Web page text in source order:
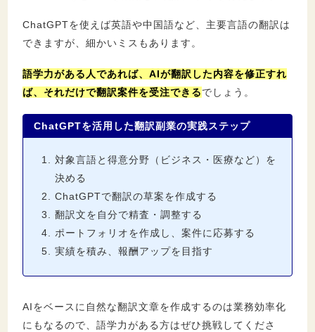
ChatGPTを使えば英語や中国語など、主要言語の翻訳は
できますが、細かいミスもあります。
語学力がある人であれば、AIが翻訳した内容を修正すれ
ば、それだけで翻訳案件を受注できるでしょう。
ChatGPTを活用した翻訳副業の実践ステップ
対象言語と得意分野（ビジネス・医療など）を
決める
ChatGPTで翻訳の草案を作成する
翻訳文を自分で精査・調整する
ポートフォリオを作成し、案件に応募する
実績を積み、報酬アップを目指す
AIをベースに自然な翻訳文章を作成するのは業務効率化
にもなるので、語学力がある方はぜひ挑戦してくださ